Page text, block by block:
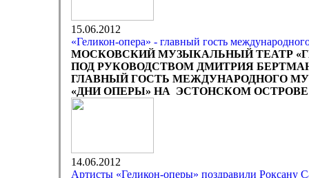
15.06.2012
«Геликон-опера» - главный гость
МОСКОВСКИЙ МУЗЫКАЛЬНЫЙ ТЕАТР
ПОД РУКОВОДСТВОМ ДМИТРИЯ
ГЛАВНЫЙ ГОСТЬ МЕЖДУНАРОДНОГО
«ДНИ ОПЕРЫ» НА ЭСТОНСКОМ
14.06.2012
Артисты «Геликон-оперы» поздравили Роксану